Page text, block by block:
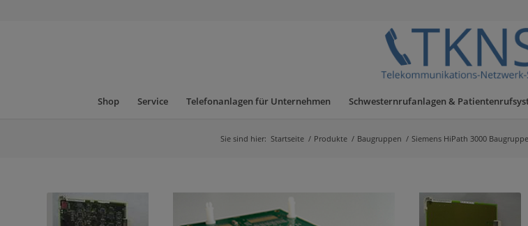
Shop Service Telefonanlagen für Unternehmen Schwesternrufanlagen &
Sie sind hier: Startseite / Produkte / Baugruppen / Siemens HiPath 3000